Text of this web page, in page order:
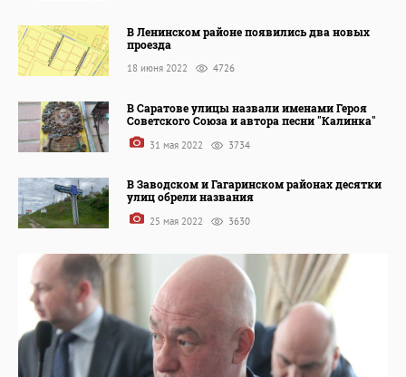
В Ленинском районе появились два новых
проезда
18 июня 2022 4726
В Саратове улицы назвали именами Героя
Советского Союза и автора песни "Калинка"
31 мая 2022 3734
В Заводском и Гагаринском районах десятки
улиц обрели названия
25 мая 2022 3630